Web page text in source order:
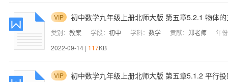
VIP 初中数学九年级上册北师大版 第五章5.2.1 物体
类别： 教案 学段： 初中 学科： 数学 贡献： 郑老师
年
2022-09-14 | 117KB
VIP 初中数学九年级上册北师大版 第五章5.1.2 平行